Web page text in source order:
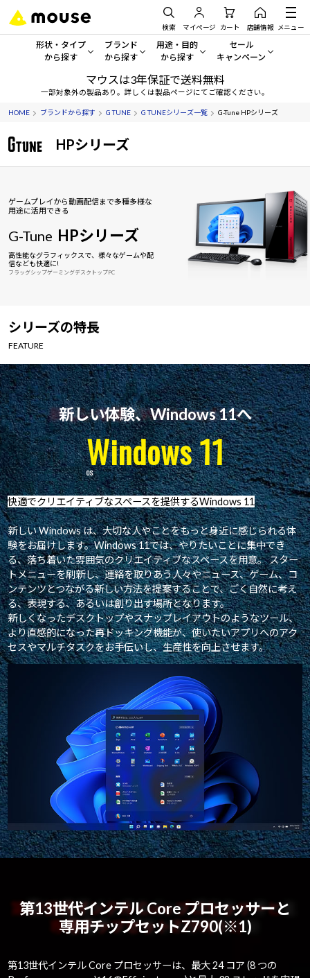
検索 マイページ カート 店舗情報 メニュー
形状・タイプ
から探す
形状・タイプから探す をすべてみる
デスクトップPC
ノートPC
サーバー
ワークステーション
ブランド
から探す
mouse
G TUNE
NEXTGEAR
iiyama
用途・目的
から探す
一般向けパソコン
ゲーミングPC・ゲーム向けパソコン
学習向けパソコン
スペック/パーツ別
セール
キャンペーン
セール・キャンペー
期間限定セール
おすすめ目玉パソコン
今イチオシのパソコンをピ
Windows 11 Copilot+ PC
マウスは3年保証で送料無料
一部対象外の製品あり。詳しくは製品ページにてご確認ください。
HOME ブランドから探す G TUNE G TUNEシリーズ一覧 G-Tune HPシリーズ
HPシリーズ
ゲームプレイから動画配信まで多種多様な
用途に活用できる
G-Tune HPシリーズ
高性能なグラフィックスで、様々なゲームや配
信なども快適に!
フラッグシップゲーミングデスクトップPC
シリーズの特長
FEATURE
新しい体験、Windows 11へ
Windows 11
快適でクリエイティブなスペースを提供するWindows 11
新しい Windows は、大切な人やことをもっと身近に感じられる体
験をお届けします。Windows 11では、やりたいことに集中でき
る、落ち着いた雰囲気のクリエイティブなスペースを用意。 スター
トメニューを刷新し、連絡を取りあう人々やニュース、ゲーム、コ
ンテンツとつながる新しい方法を提案することで、ごく自然に考え
る、表現する、あるいは創り出す場所となります。
新しくなったデスクトップやスナップレイアウトのようなツール、
より直感的になった再ドッキング機能が、使いたいアプリへのアク
セスやマルチタスクをお手伝いし、生産性を向上させます。
第13世代インテル Core プロセッサーと
専用チップセットZ790(※1)
第13世代インテル Core プロセッサーは、最大 24 コア (8 つの